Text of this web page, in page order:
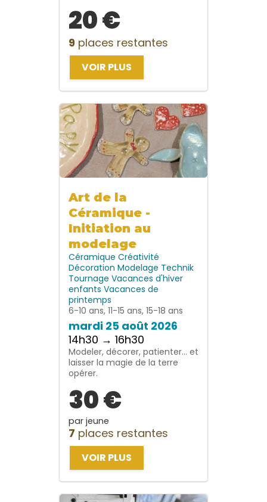
20 €
9 places restantes
VOIR PLUS
Art de la
Céramique -
Initiation au
modelage
Céramique Créativité
Décoration Modelage Technik
Tournage Vacances d'hiver
enfants Vacances de
printemps
6-10 ans, 11-15 ans, 15-18 ans
mardi 25 août 2026
14h30 → 16h30
Modeler, décorer, patienter… et
laisser la magie de la terre
opérer.
30 €
par jeune
7 places restantes
VOIR PLUS